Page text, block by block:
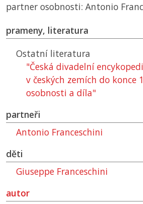
partner osobnosti: Antonio
prameny, literatura
Ostatní literatura
"Česká divadelní
v českých zemích do konce
osobnosti a díla"
partneři
Antonio Franceschini
děti
Giuseppe Franceschini
autor